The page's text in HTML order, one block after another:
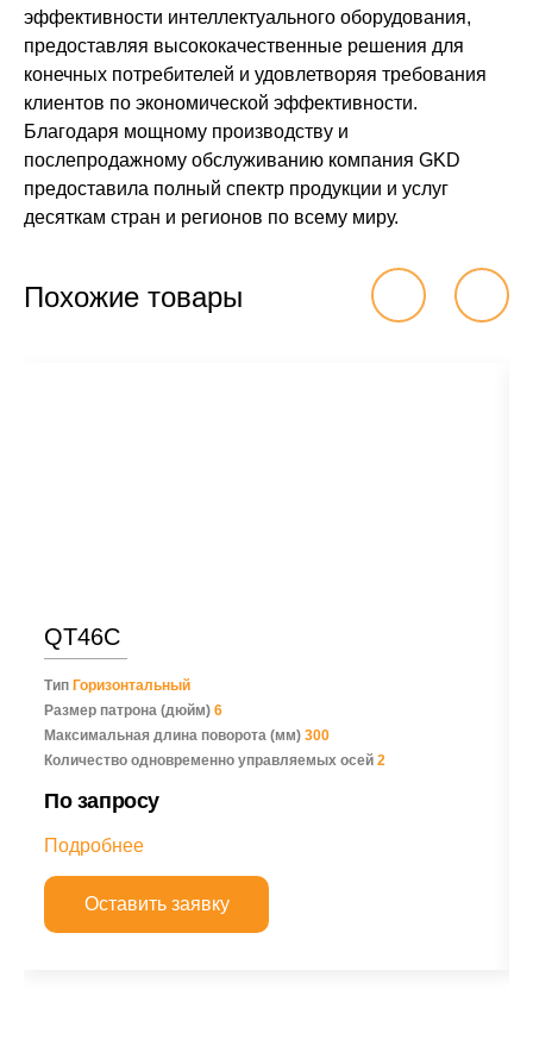
эффективности интеллектуального оборудования,
предоставляя высококачественные решения для
конечных потребителей и удовлетворяя требования
клиентов по экономической эффективности.
Благодаря мощному производству и
послепродажному обслуживанию компания GKD
предоставила полный спектр продукции и услуг
десяткам стран и регионов по всему миру.
Похожие товары
QT46C
Тип Горизонтальный
Размер патрона (дюйм) 6
Максимальная длина поворота (мм) 300
Количество одновременно управляемых осей 2
По запросу
Подробнее
Оставить заявку